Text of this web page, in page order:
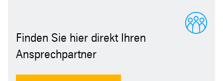
Finden Sie hier direkt Ihren
Ansprechpartner